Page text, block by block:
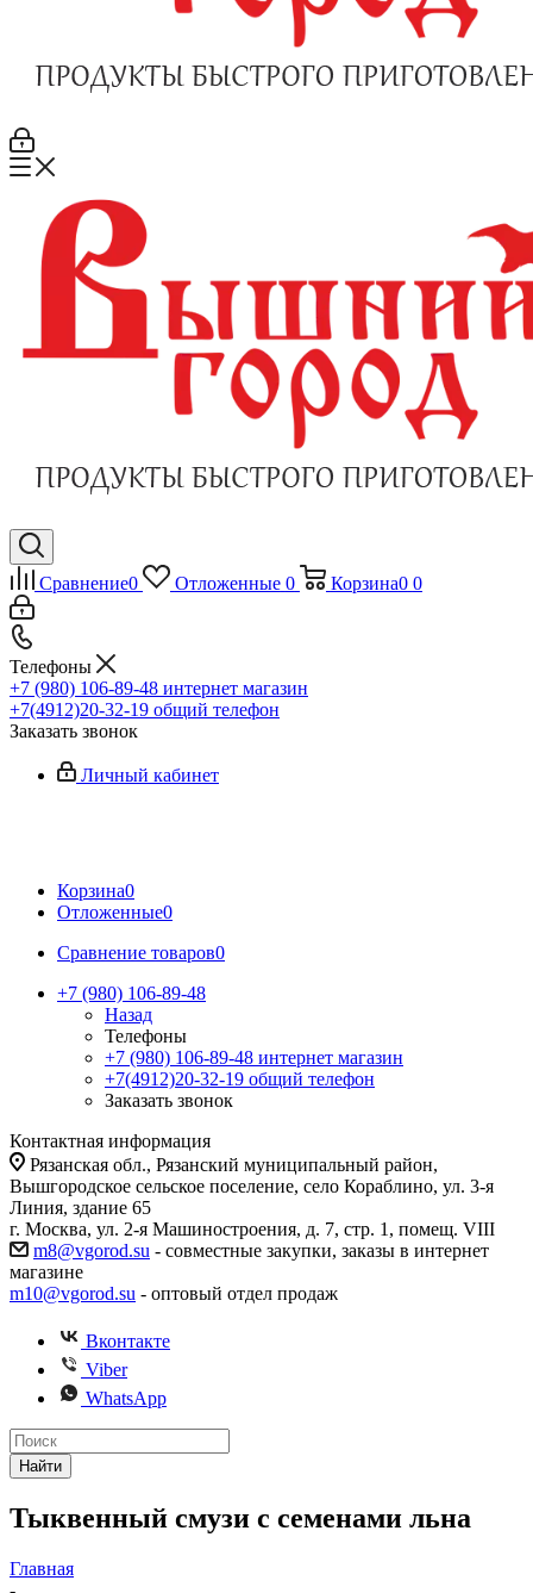
Сравнение0 Отложенные 0 Корзина0 0
Телефоны
+7 (980) 106-89-48 интернет магазин
+7(4912)20-32-19 общий телефон
Заказать звонок
Личный кабинет
Корзина0
Отложенные0
Сравнение товаров0
+7 (980) 106-89-48
Назад
Телефоны
+7 (980) 106-89-48 интернет магазин
+7(4912)20-32-19 общий телефон
Заказать звонок
Контактная информация
Рязанская обл., Рязанский муниципальный район,
Вышгородское сельское поселение, село Кораблино, ул. 3-я
Линия, здание 65
г. Москва, ул. 2-я Машиностроения, д. 7, стр. 1, помещ. VIII
m8@vgorod.su - совместные закупки, заказы в интернет
магазине
m10@vgorod.su - оптовый отдел продаж
Вконтакте
Viber
WhatsApp
Найти
Тыквенный смузи с семенами льна
Главная